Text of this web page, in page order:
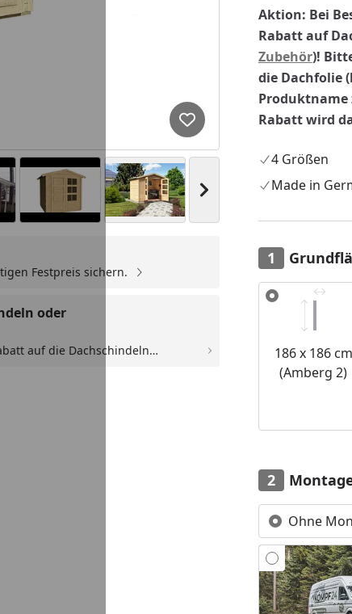
Youtube-Video
Nächstes Bild anzeigen
Produkt zur Wunschliste
Festpreis sichern.
oder
auf die Dachschindeln
Aktion: Bei
Rabatt auf
Zubehör)!
die Dachfolie
Rabatt wird
4 Größen
Made in
Alle anzeigen (4)
186 x 186 cm
(Amberg 2)
Ohne